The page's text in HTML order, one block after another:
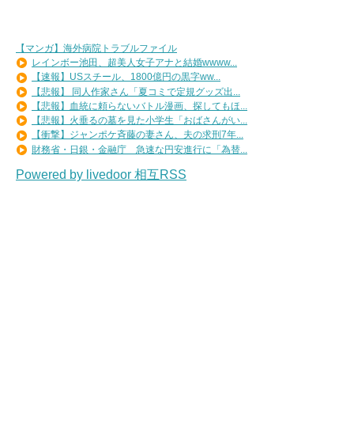
【マンガ】海外病院トラブルファイル
レインボー池田、超美人女子アナと結婚wwww...
【速報】USスチール、1800億円の黒字ww...
【悲報】 同人作家さん「夏コミで定規グッズ出...
【悲報】血統に頼らないバトル漫画、探してもほ...
【悲報】火垂るの墓を見た小学生「おばさんがい...
【衝撃】ジャンポケ斉藤の妻さん、夫の求刑7年...
財務省・日銀・金融庁 急速な円安進行に「為替...
Powered by livedoor 相互RSS